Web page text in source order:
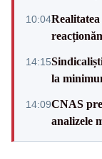
10:04
14:15
la
14:09CNAS
analizele